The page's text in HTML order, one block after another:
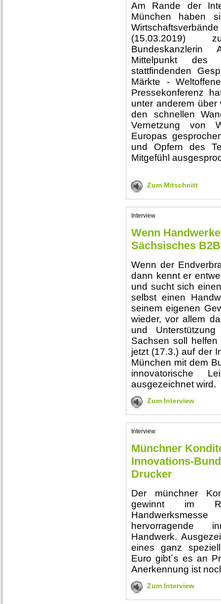
Am Rande der
München haben
(15.03.2019)
Mittelpunkt des
stattfindenden
Märkte -
Pressekonferenz
unter anderem über
den schnellen
Vernetzung von
Europas
und Opfern des
Mitgefühl
Zum Mitschnitt
Interview
Wenn
Sächsisches
Wenn der
dann kennt er
und sucht sich
selbst einen
seinem eigenen
wieder, vor allem
und
Sachsen soll
jetzt (17.3.) auf der
München mit dem
innovatorische
ausgezeichnet wird.
Zum Interview
Interview
Münchner
Innovations-
Drucker
Der münchner
gewinnt im
hervorragende
Handwerk.
eines ganz
Euro gibt´s es an
Anerkennung ist
Zum Interview